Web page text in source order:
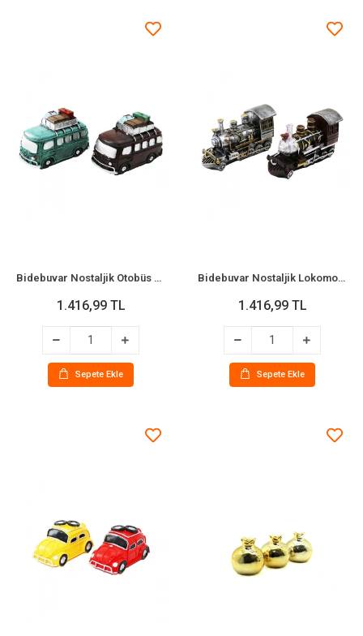
Bidebuvar Nostaljik Otobüs Tasarımlı Biblo Kumbara - Dekoratif Model - Reçine
1.416,99 TL
Sepete Ekle
Bidebuvar Nostaljik Lokomotiv Tren Tasarımlı Biblo Kumbara - Vintage Görünümlü - Dekoratif
1.416,99 TL
Sepete Ekle